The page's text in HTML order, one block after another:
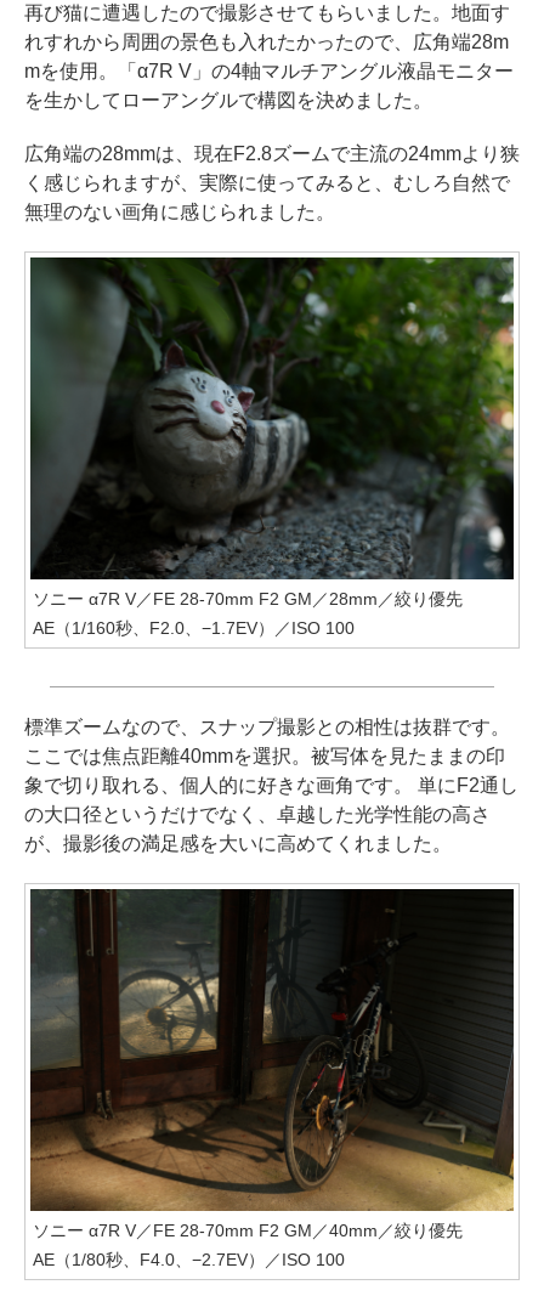
再び猫に遭遇したので撮影させてもらいました。地面す
れすれから周囲の景色も入れたかったので、広角端28m
mを使用。「α7R V」の4軸マルチアングル液晶モニター
を生かしてローアングルで構図を決めました。
広角端の28mmは、現在F2.8ズームで主流の24mmより狭
く感じられますが、実際に使ってみると、むしろ自然で
無理のない画角に感じられました。
ソニー α7R V／FE 28-70mm F2 GM／28mm／絞り優先
AE（1/160秒、F2.0、−1.7EV）／ISO 100
標準ズームなので、スナップ撮影との相性は抜群です。
ここでは焦点距離40mmを選択。被写体を見たままの印
象で切り取れる、個人的に好きな画角です。 単にF2通し
の大口径というだけでなく、卓越した光学性能の高さ
が、撮影後の満足感を大いに高めてくれました。
ソニー α7R V／FE 28-70mm F2 GM／40mm／絞り優先
AE（1/80秒、F4.0、−2.7EV）／ISO 100